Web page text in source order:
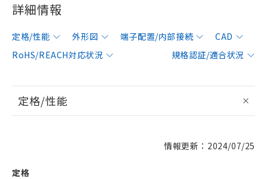
詳細情報
定格/性能 外形図 端子配置/内部接続
CAD
RoHS/REACH対応状況
規格認証/適合状況
定格/性能
情報更新：2024/07/25
定格